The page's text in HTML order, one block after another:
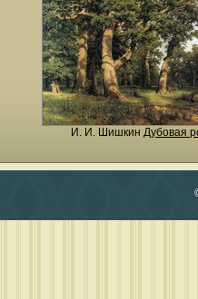
И. И. ШишкинДубовая